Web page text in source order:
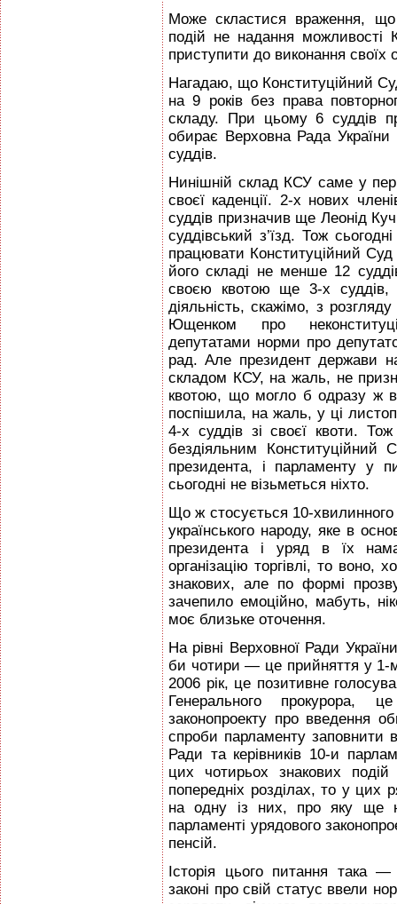
Може скластися враження,
подій не надання можливості
приступити до виконання своїх
Нагадаю, що Конституційний
на 9 років без права
складу. При цьому 6 суддів
обирає Верховна Рада України
суддів.
Нинішній склад КСУ саме у
своєї каденції. 2-х нових
суддів призначив ще Леонід
суддівський з’їзд. Тож
працювати Конституційний
його складі не менше 12
своєю квотою ще 3-х
діяльність, скажімо, з
Ющенком про
депутатами норми про
рад. Але президент держави
складом КСУ, на жаль, не
квотою, що могло б одразу ж
поспішила, на жаль, у ці
4-х суддів зі своєї квоти.
бездіяльним Конституційний
президента, і парламенту у
сьогодні не візьметься ніхто.
Що ж стосується 10-
українського народу, яке в
президента і уряд в їх
організацію торгівлі, то воно,
знакових, але по формі
зачепило емоційно, мабуть,
моє близьке оточення.
На рівні Верховної Ради
би чотири — це прийняття у 1-
2006 рік, це позитивне
Генерального прокурора,
законопроекту про введення
спроби парламенту заповнити
Ради та керівників 10-и
цих чотирьох знакових
попередніх розділах, то у
на одну із них, про яку ще
парламенті урядового
пенсій.
Історія цього питання така
законі про свій статус ввели